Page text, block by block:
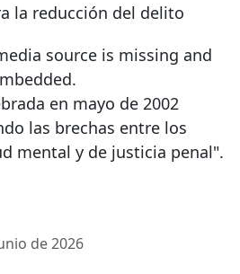
la reducción del delito
source is missing and
en mayo de 2002
las brechas entre los
mental y de justicia penal".
de 2026